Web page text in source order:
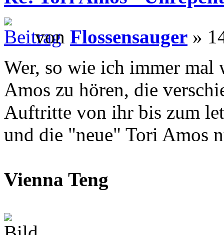
von Flossensauger »
Wer, so wie ich immer
Amos zu hören, die
Auftritte von ihr bis zum
und die "neue" Tori Amos
Vienna Teng